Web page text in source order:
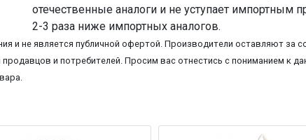
отечественные аналоги и не уступает импортным
2-3 раза ниже импортных аналогов.
и не является публичной офертой. Производители оставляют за
и потребителей. Просим вас отнестись с пониманием к